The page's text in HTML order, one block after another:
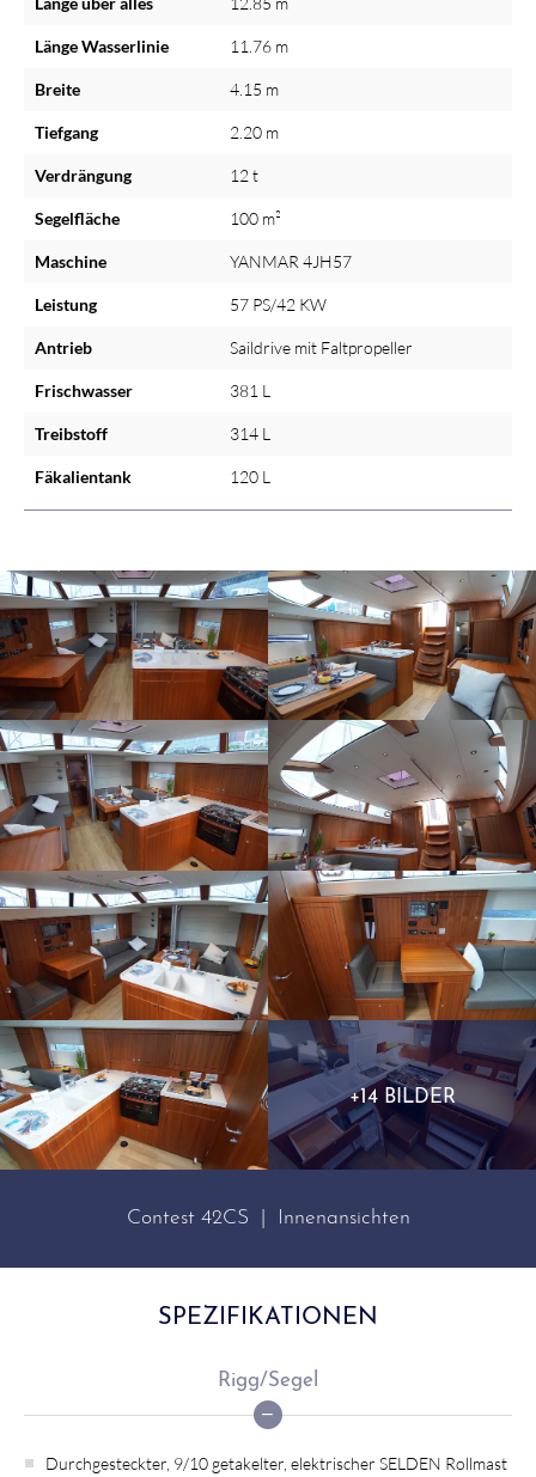
Länge Wasserlinie 11.76 m
Breite 4.15 m
Tiefgang 2.20 m
Verdrängung 12 t
Segelfläche 100 m²
Maschine YANMAR 4JH57
Leistung 57 PS/42 KW
Antrieb Saildrive mit Faltpropeller
Frischwasser 381 L
Treibstoff 314 L
Fäkalientank 120 L
+14 BILDER
Contest 42CS | Innenansichten
SPEZIFIKATIONEN
Rigg/Segel
Durchgesteckter, 9/10 getakelter, elektrischer SELDEN Rollmast